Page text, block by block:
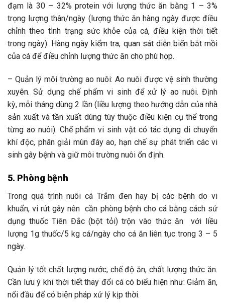
đạm là 30 – 32% protein với lượng thức ăn bằng 1 – 3%
trọng lượng thân/ngày (lượng thức ăn hàng ngày được điều
chỉnh theo tình trạng sức khỏe của cá, điều kiện thời tiết
trong ngày). Hàng ngày kiểm tra, quan sát diễn biến bắt mồi
của cá để điều chỉnh lượng thức ăn cho phù hợp.
– Quản lý môi trường ao nuôi: Ao nuôi được vệ sinh thường
xuyên. Sử dụng chế phẩm vi sinh để xử lý ao nuôi. Định
kỳ, mỗi tháng dùng 2 lần (liều lượng theo hướng dẫn của nhà
sản xuất và tần xuất dùng tùy thuộc điều kiện cụ thể trong
từng ao nuôi). Chế phẩm vi sinh vật có tác dụng di chuyển
khí độc, phân giải mùn đáy ao, hạn chế sự phát triển các vi
sinh gây bệnh và giữ môi trường nuôi ổn định.
5. Phòng bệnh
Trong quá trình nuôi cá Trắm đen hay bị các bệnh do vi
khuẩn, vi rút gây nên cần phòng bệnh cho cá bằng cách sử
dụng thuốc Tiên Đắc (bột tỏi) trộn vào thức ăn với liều
lượng 1g thuốc/5 kg cá/ngàycho cá ăn liên tục trong 3 – 5
ngày.
Quản lý tốt chất lượng nước, chế độ ăn, chất lượng thức ăn.
Cần lưu ý khi thời tiết thay đổi cá có biểu hiện như: Giảm ăn,
nổi đầu để có biện pháp xử lý kịp thời.